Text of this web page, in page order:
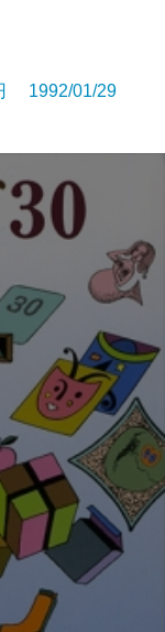
1992/01/29